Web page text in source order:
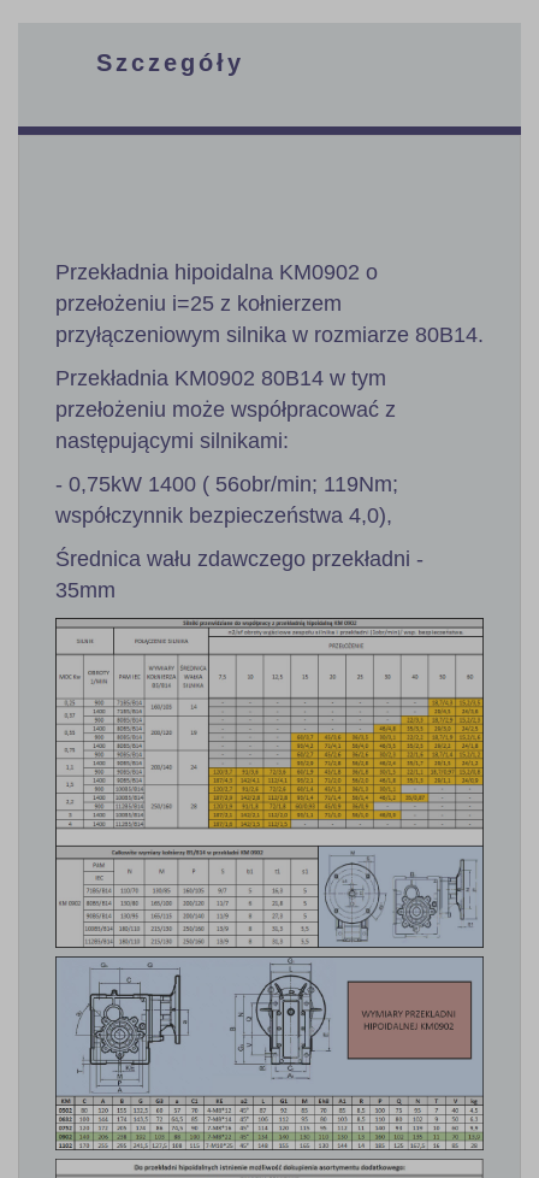
Szczegóły
Przekładnia hipoidalna KM0902 o
przełożeniu i=25 z kołnierzem
przyłączeniowym silnika w rozmiarze 80B14.
Przekładnia KM0902 80B14 w tym
przełożeniu może współpracować z
następującymi silnikami:
- 0,75kW 1400 ( 56obr/min; 119Nm;
współczynnik bezpieczeństwa 4,0),
Średnica wału zdawczego przekładni -
35mm